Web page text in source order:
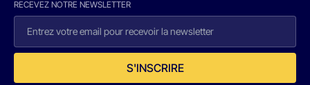
RECEVEZ NOTRE NEWSLETTER
S'INSCRIRE